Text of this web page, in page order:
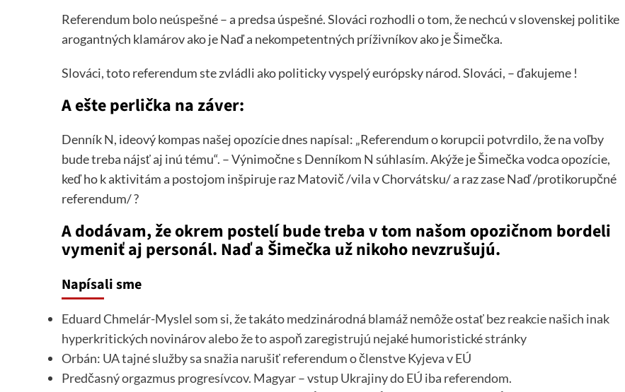
Referendum bolo neúspešné – a predsa úspešné. Slováci rozhodli o tom, že nechcú v slovenskej politike
arogantných klamárov ako je Naď a nekompetentných príživníkov ako je Šimečka.
Slováci, toto referendum ste zvládli ako politicky vyspelý európsky národ. Slováci, – ďakujeme !
A ešte perlička na záver:
Denník N, ideový kompas našej opozície dnes napísal: „Referendum o korupcii potvrdilo, že na voľby
bude treba nájsť aj inú tému“. – Výnimočne s Denníkom N súhlasím. Akýže je Šimečka vodca opozície,
keď ho k aktivitám a postojom inšpiruje raz Matovič /vila v Chorvátsku/ a raz zase Naď /protikorupčné
referendum/ ?
A dodávam, že okrem postelí bude treba v tom našom opozičnom bordeli
vymeniť aj personál. Naď a Šimečka už nikoho nevzrušujú.
Napísali sme
Eduard Chmelár-Myslel som si, že takáto medzinárodná blamáž nemôže ostať bez reakcie našich inak
hyperkritických novinárov alebo že to aspoň zaregistrujú nejaké humoristické stránky
Orbán: UA tajné služby sa snažia narušiť referendum o členstve Kyjeva v EÚ
Predčasný orgazmus progresívcov. Magyar – vstup Ukrajiny do EÚ iba referendom.